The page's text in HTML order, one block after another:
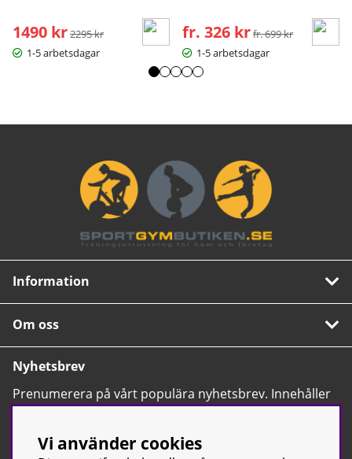
1490 kr Ordinarie pris:
2295 kr
1-5 arbetsdagar
fr. 326 kr Ordinarie pris:
fr. 699 kr
1-5 arbetsdagar
Information
Om oss
Nyhetsbrev
Prenumerera på vårt populära nyhetsbrev. Innehåller
tips, nyheter och våra allra bästa erbjudanden.
Vi använder cookies